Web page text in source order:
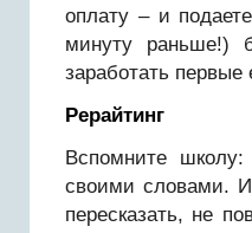
оплату – и
минуту раньше!)
заработать
Рерайтинг
Вспомните школу:
своими словами.
пересказать, не